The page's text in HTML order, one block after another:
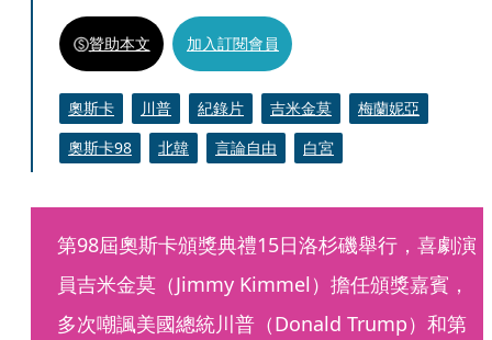
贊助本文 加入訂閱會員
奧斯卡 川普 紀錄片 吉米金莫
梅蘭妮亞
奧斯卡98
北韓 言論自由 白宮
第98屆奧斯卡頒獎典禮15日洛杉磯舉行，喜劇演
員吉米金莫（Jimmy Kimmel）擔任頒獎嘉賓，
多次嘲諷美國總統川普（Donald Trump）和第